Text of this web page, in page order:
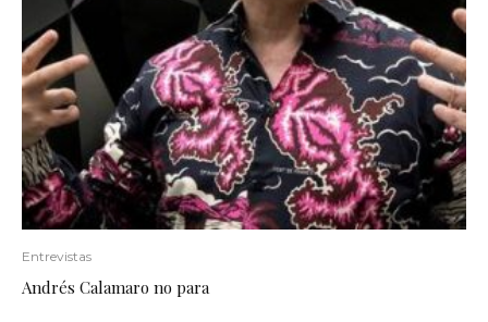
Entrevistas
Andrés Calamaro no para